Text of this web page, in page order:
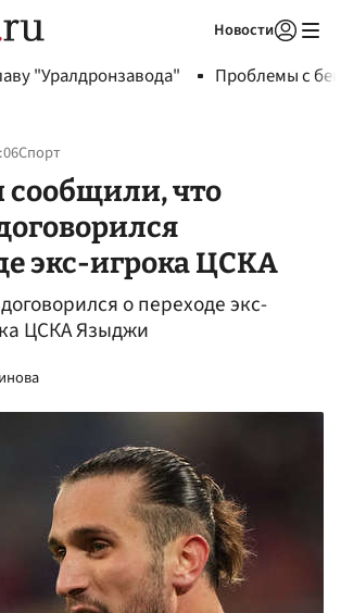
Новости
"Уралдронзавода" Проблемы с
Спорт
сообщили, что
экс-игрока ЦСКА
о переходе экс-
ЦСКА Языджи